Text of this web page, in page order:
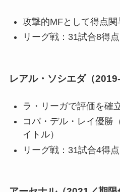
攻撃的MFとして得点関
リーグ戦：31試合8得点
レアル・ソシエダ（
ラ・リーガで評価を確
コパ・デル・レイ優勝
イトル）
リーグ戦：31試合4得点